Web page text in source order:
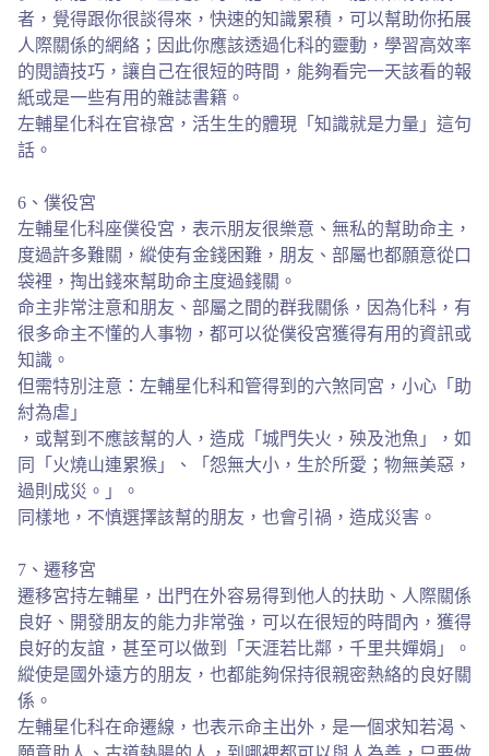
者，覺得跟你很談得來，快速的知識累積，可以幫助你拓展
人際關係的網絡；因此你應該透過化科的靈動，學習高效率
的閱讀技巧，讓自己在很短的時間，能夠看完一天該看的報
紙或是一些有用的雜誌書籍。
左輔星化科在官祿宮，活生生的體現「知識就是力量」這句
話。
6、僕役宮
左輔星化科座僕役宮，表示朋友很樂意、無私的幫助命主，
度過許多難關，縱使有金錢困難，朋友、部屬也都願意從口
袋裡，掏出錢來幫助命主度過錢關。
命主非常注意和朋友、部屬之間的群我關係，因為化科，有
很多命主不懂的人事物，都可以從僕役宮獲得有用的資訊或
知識。
但需特別注意：左輔星化科和管得到的六煞同宮，小心「助
紂為虐」
，或幫到不應該幫的人，造成「城門失火，殃及池魚」，如
同「火燒山連累猴」、「怨無大小，生於所愛；物無美惡，
過則成災。」。
同樣地，不慎選擇該幫的朋友，也會引禍，造成災害。
7、遷移宮
遷移宮持左輔星，出門在外容易得到他人的扶助、人際關係
良好、開發朋友的能力非常強，可以在很短的時間內，獲得
良好的友誼，甚至可以做到「天涯若比鄰，千里共嬋娟」。
縱使是國外遠方的朋友，也都能夠保持很親密熱絡的良好關
係。
左輔星化科在命遷線，也表示命主出外，是一個求知若渴、